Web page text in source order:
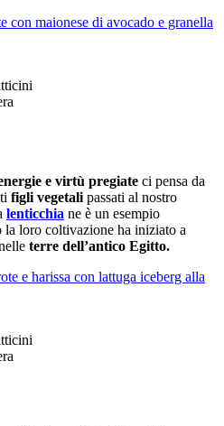
con maionese di avocado e granella
e virtù pregiate ci pensa da
figli vegetali passati al nostro
lenticchia ne è un esempio
la loro coltivazione ha iniziato a
terre dell’antico Egitto.
e harissa con lattuga iceberg alla